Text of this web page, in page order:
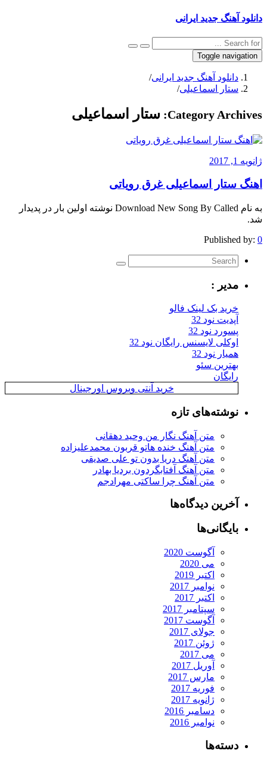
دانلود آهنگ جدید ایرانی
Toggle navigation
دانلود آهنگ جدید ایرانی/
ستار اسماعیلی/
Category Archives: ستار اسماعیلی
ژانویه 1, 2017
اهنگ ستار اسماعیلی غرق رویاتی
به نام Download New Song By Called نوشته اولین بار در پدیدار
شد.
Published by: 0
مدیر :
خرید بک لینک فالو
آپدیت نود 32
پسورد نود 32
اوکلی لایسنس رایگان نود 32
همیار نود 32
بهترین سئو
رایگان
خرید آنتی ویروس اورجینال
نوشته‌های تازه
متن آهنگ نگار من وحید دهقانی
متن آهنگ خنده هاتو قربون محمدعلیزاده
متن آهنگ دریا بدون تو علی صدیقی
متن آهنگ آفتابگردون بردیا بهادر
متن آهنگ چرا ساکتی مهرادجم
آخرین دیدگاه‌ها
بایگانی‌ها
آگوست 2020
می 2020
اکتبر 2019
نوامبر 2017
اکتبر 2017
سپتامبر 2017
آگوست 2017
جولای 2017
ژوئن 2017
می 2017
آوریل 2017
مارس 2017
فوریه 2017
ژانویه 2017
دسامبر 2016
نوامبر 2016
دسته‌ها